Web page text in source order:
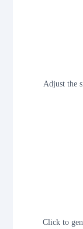
Adjust the
Click to